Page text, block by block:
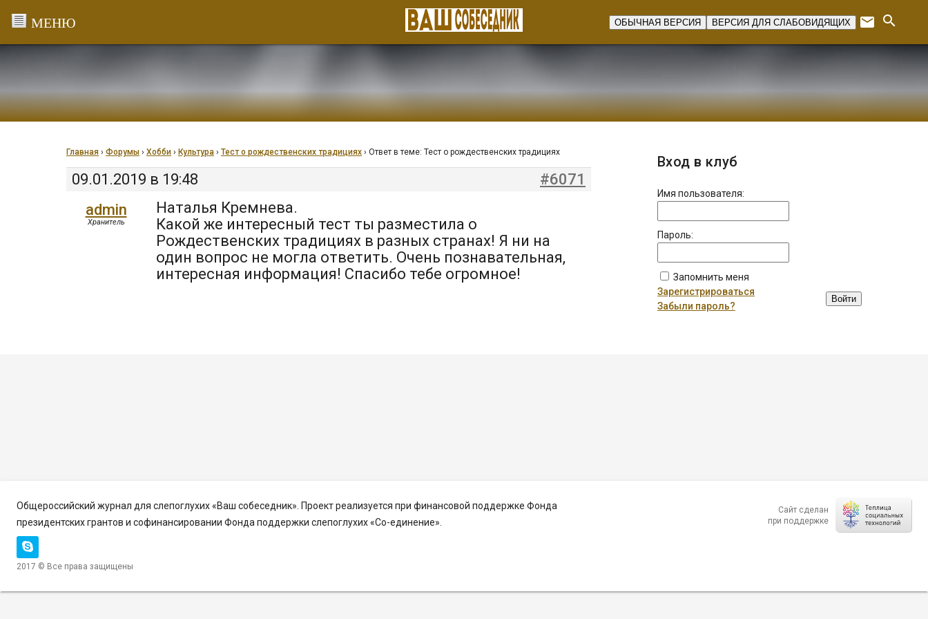
ОБЫЧНАЯ ВЕРСИЯ ВЕРСИЯ ДЛЯ СЛАБОВИДЯЩИХ email search
Главная › Форумы › Хобби › Культура › Тест о рождественских традициях › Ответ в теме: Тест о рождественских традициях
09.01.2019 в 19:48
#6071
admin
Хранитель
Наталья Кремнева.
Какой же интересный тест ты разместила о
Рождественских традициях в разных странах! Я ни на
один вопрос не могла ответить. Очень познавательная,
интересная информация! Спасибо тебе огромное!
Вход в клуб
Имя пользователя:
Пароль:
Запомнить меня
Войти
Зарегистрироваться
Забыли пароль?
Общероссийский журнал для слепоглухих «Ваш собеседник». Проект реализуется при финансовой поддержке Фонда
президентских грантов и софинансировании Фонда поддержки слепоглухих «Со-единение».
2017 © Все права защищены
Сайт сделан
при поддержке